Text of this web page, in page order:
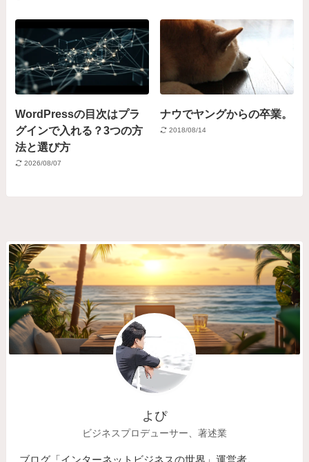
WordPressの目次はプラ
グインで入れる？3つの方
法と選び方
2026/08/07
ナウでヤングからの卒業。
2018/08/14
よぴ
ビジネスプロデューサー、著述業
ブログ「インターネットビジネスの世界」運営者。